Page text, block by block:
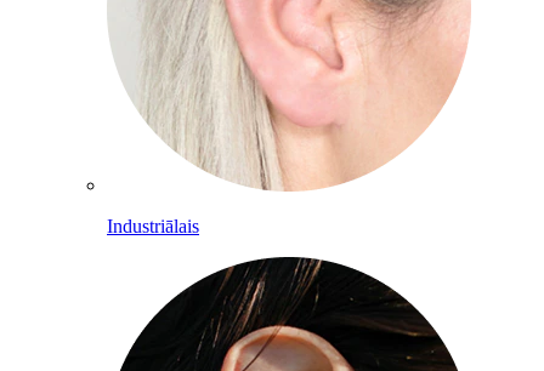
Industriālais